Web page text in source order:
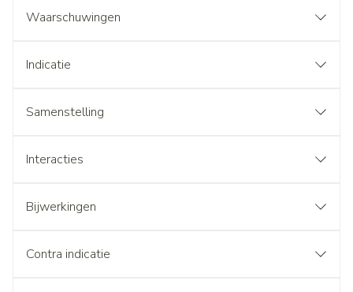
Waarschuwingen
Indicatie
Samenstelling
Interacties
Bijwerkingen
Contra indicatie